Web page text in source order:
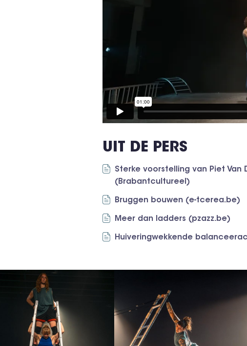
UIT DE PERS
Sterke voorstelling van Piet
(Brabantcultureel)
Bruggen bouwen (e-tcerea.be)
Meer dan ladders (pzazz.be)
Huiveringwekkende